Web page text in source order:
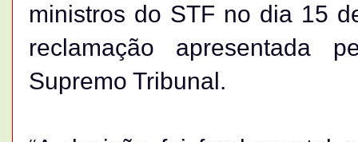
ministros do STF no dia 15
reclamação apresentada
Supremo Tribunal.